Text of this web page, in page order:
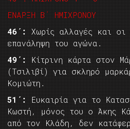
ΕΝΑΡΞΗ Β΄ ΗΜΙΧΡΟΝΟΥ
46΄:
Χωρίς αλλαγές και οι
επανάληψη του αγώνα.
49΄:
Κίτρινη κάρτα στον
(Τσιλιβί) για σκληρό
Κομιώτη.
51΄:
Ευκαιρία για το
Κωστή, μόνος του ο Άκης
από τον Κλάδη, δεν